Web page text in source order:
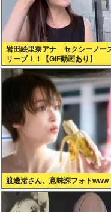
岩田絵里奈アナ セクシーノー
リーブ！！【GIF動画あり】
渡邊渚さん、意味深フォトwww